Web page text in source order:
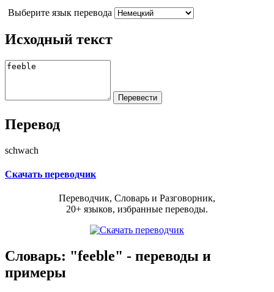
Выберите язык перевода
Исходный текст
Перевод
schwach
Скачать переводчик
Переводчик, Словарь и Разговорник,
20+ языков, избранные переводы.
Словарь: "feeble" - переводы и
примеры